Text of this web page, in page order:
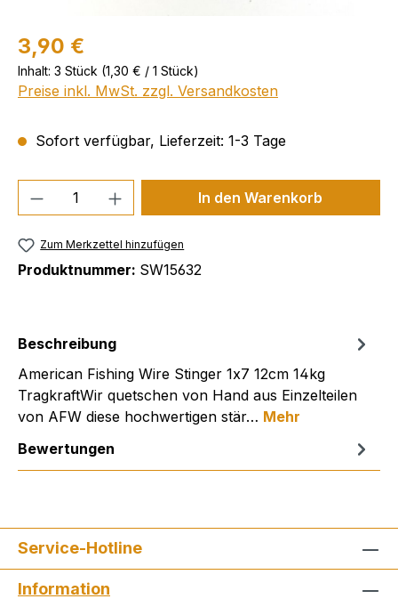
3,90 €
Inhalt: 3 Stück (1,30 € / 1 Stück)
Preise inkl. MwSt. zzgl. Versandkosten
Sofort verfügbar, Lieferzeit: 1-3 Tage
Produkt Anzahl: Gib denIn den Warenkorb
Zum Merkzettel hinzufügen
Produktnummer: SW15632
Beschreibung
American Fishing Wire Stinger 1x7 12cm 14kg
TragkraftWir quetschen von Hand aus Einzelteilen
von AFW diese hochwertigen stär… Mehr
Bewertungen
Service-Hotline
Information